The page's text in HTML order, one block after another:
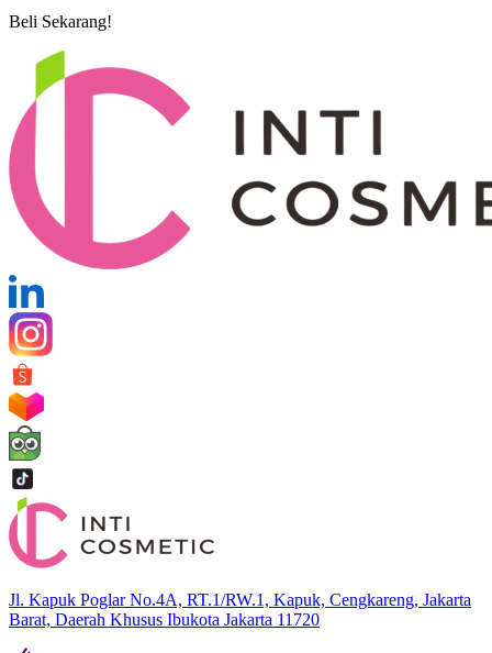
Beli Sekarang!
Jl. Kapuk Poglar No.4A, RT.1/RW.1, Kapuk, Cengkareng, Jakarta
Barat, Daerah Khusus Ibukota Jakarta 11720